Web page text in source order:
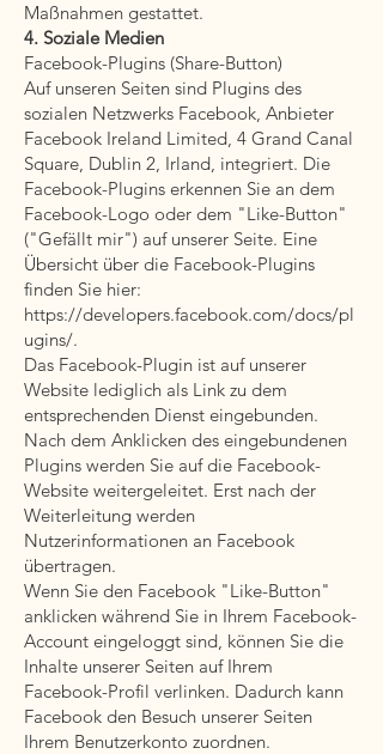
Maßnahmen gestattet.
4. Soziale Medien
Facebook-Plugins (Share-Button)
Auf unseren Seiten sind Plugins des
sozialen Netzwerks Facebook, Anbieter
Facebook Ireland Limited, 4 Grand Canal
Square, Dublin 2, Irland, integriert. Die
Facebook-Plugins erkennen Sie an dem
Facebook-Logo oder dem "Like-Button"
("Gefällt mir") auf unserer Seite. Eine
Übersicht über die Facebook-Plugins
finden Sie hier:
https://developers.facebook.com/docs/pl
ugins/.
Das Facebook-Plugin ist auf unserer
Website lediglich als Link zu dem
entsprechenden Dienst eingebunden.
Nach dem Anklicken des eingebundenen
Plugins werden Sie auf die Facebook-
Website weitergeleitet. Erst nach der
Weiterleitung werden
Nutzerinformationen an Facebook
übertragen.
Wenn Sie den Facebook "Like-Button"
anklicken während Sie in Ihrem Facebook-
Account eingeloggt sind, können Sie die
Inhalte unserer Seiten auf Ihrem
Facebook-Profil verlinken. Dadurch kann
Facebook den Besuch unserer Seiten
Ihrem Benutzerkonto zuordnen.